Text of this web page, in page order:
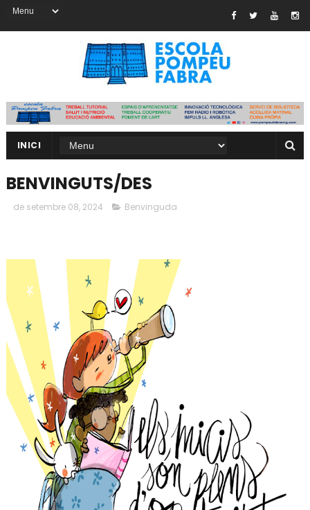
INICI
BENVINGUTS/DES
de setembre 08, 2024 Benvinguda